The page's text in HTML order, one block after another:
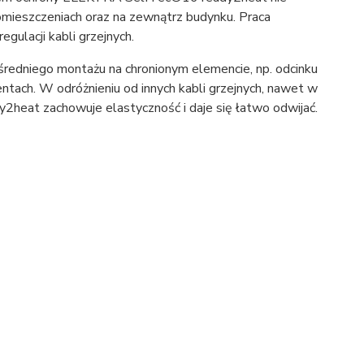
oraz na zewnątrz budynku. Praca
kabli grzejnych.
montażu na chronionym elemencie, np. odcinku
W odróżnieniu od innych kabli grzejnych, nawet w
zachowuje elastyczność i daje się łatwo odwijać.